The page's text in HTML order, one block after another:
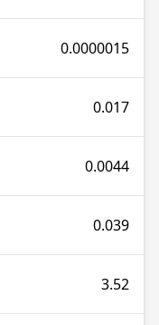
0.0000015
0.017
0.0044
0.039
3.52